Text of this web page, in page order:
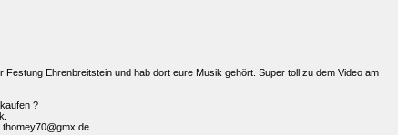
Festung Ehrenbreitstein und hab dort eure Musik gehört. Super toll zu dem Video am
?
thomey70@gmx.de